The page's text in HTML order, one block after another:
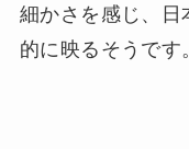
細かさを感じ、日
的に映るそうです